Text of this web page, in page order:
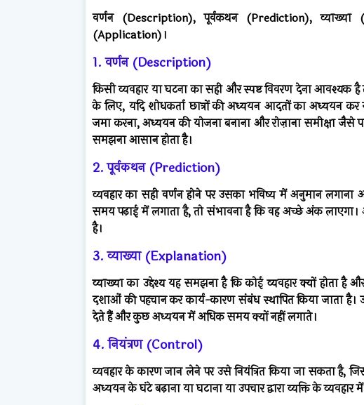
वर्णन (Description), पूर्वकथन (Prediction),
(Application)।
1. वर्णन (Description)
किसी व्यवहार या घटना का सही और स्पष्ट विवरण देना आवश्यक
के लिए, यदि शोधकर्ता छात्रों की अध्ययन आदतों का अध्ययन कर
जमा करना, अध्ययन की योजना बनाना और रोज़ाना समीक्षा जैसे
समझना आसान होता है।
2. पूर्वकथन (Prediction)
व्यवहार का सही वर्णन होने पर उसका भविष्य में अनुमान
समय पढ़ाई में लगाता है, तो संभावना है कि वह अच्छे अंक
है।
3. व्याख्या (Explanation)
व्याख्या का उद्देश्य यह समझना है कि कोई व्यवहार क्यों होता है
दशाओं की पहचान कर कार्य-कारण संबंध स्थापित किया जाता
देते हैं और कुछ अध्ययन में अधिक समय क्यों नहीं लगाते।
4. नियंत्रण (Control)
व्यवहार के कारण जान लेने पर उसे नियंत्रित किया जा सकता है,
अध्ययन के घंटे बढ़ाना या घटाना या उपचार द्वारा व्यक्ति के व्यवहार में